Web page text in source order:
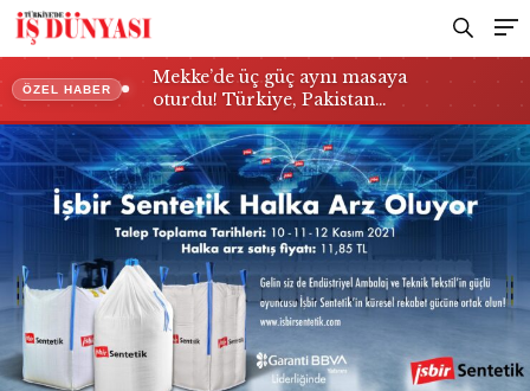
ÖZEL HABER
Mekke’de üç güç aynı masaya
oturdu! Türkiye, Pakistan…